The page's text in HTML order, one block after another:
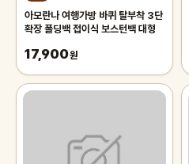
아모란나 여행가방 바퀴 탈부착 3단
확장 폴딩백 접이식 보스턴백 대형
17,900원